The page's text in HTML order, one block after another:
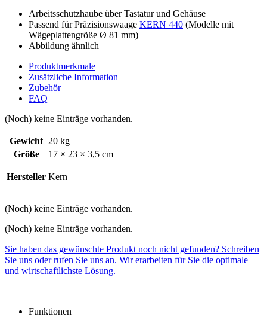
Arbeitsschutzhaube über Tastatur und Gehäuse
Passend für Präzisionswaage KERN 440 (Modelle mit
Wägeplattengröße Ø 81 mm)
Abbildung ähnlich
Produktmerkmale
Zusätzliche Information
Zubehör
FAQ
(Noch) keine Einträge vorhanden.
Gewicht 20 kg
Größe
17 × 23 × 3,5 cm
Hersteller Kern
(Noch) keine Einträge vorhanden.
(Noch) keine Einträge vorhanden.
Sie haben das gewünschte Produkt noch nicht gefunden? Schreiben
Sie uns oder rufen Sie uns an. Wir erarbeiten für Sie die optimale
und wirtschaftlichste Lösung.
Funktionen